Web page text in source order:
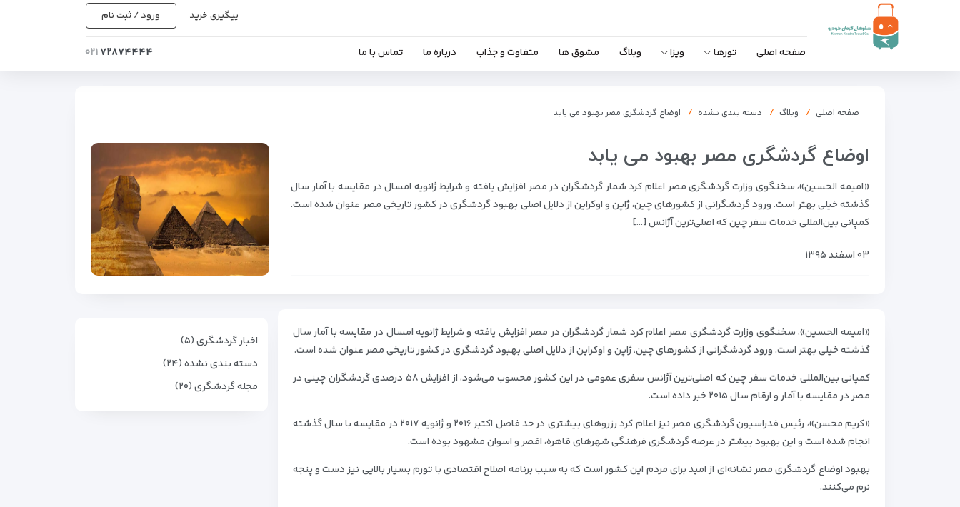
پیگیری خرید ورود / ثبت نام
صفحه اصلی تورها ویزا وبلاگ مشوق ها متفاوت و جذاب درباره ما تماس با ما ۷۲۸۷۴۴۴۴۰۲۱
صفحه اصلی وبلاگ دسته بندی نشده اوضاع گردشگری مصر بهبود می یابد
اوضاع گردشگری مصر بهبود می یابد
«امیمه الحسین»، سخنگوی وزارت گردشگری مصر اعلام کرد شمار گردشگران در مصر افزایش یافته و شرایط ژانویه امسال در مقایسه با آمار سال
گذشته خیلی بهتر است. ورود گردشگرانی از کشورهای چین، ژاپن و اوکراین از دلایل اصلی بهبود گردشگری در کشور تاریخی مصر عنوان شده است.
کمپانی بین‌المللی خدمات سفر چین که اصلی‌ترین آژانس […]
۰۳ اسفند ۱۳۹۵
«امیمه الحسین»، سخنگوی وزارت گردشگری مصر اعلام کرد شمار گردشگران در مصر افزایش یافته و شرایط ژانویه امسال در مقایسه با آمار سال
گذشته خیلی بهتر است. ورود گردشگرانی از کشورهای چین، ژاپن و اوکراین از دلایل اصلی بهبود گردشگری در کشور تاریخی مصر عنوان شده است.
کمپانی بین‌المللی خدمات سفر چین که اصلی‌ترین آژانس سفری عمومی در این کشور محسوب می‌شود، از افزایش ۵۸ درصدی گردشگران چینی در
مصر در مقایسه با آمار و ارقام سال ۲۰۱۵ خبر داده است.
«کریم محسن»، رئیس فدراسیون گردشگری مصر نیز اعلام کرد رزروهای بیشتری در حد فاصل اکتبر ۲۰۱۶ و ژانویه ۲۰۱۷ در مقایسه با سال گذشته
انجام شده است و این بهبود بیشتر در عرصه گردشگری فرهنگی شهرهای قاهره، اقصر و اسوان مشهود بوده است.
بهبود اوضاع گردشگری مصر نشانه‌ای از امید برای مردم این کشور است که به سبب برنامه اصلاح اقتصادی با تورم بسیار بالایی نیز دست و پنجه
نرم می‌کنند.
اخبار گردشگری (۵)
دسته بندی نشده (۲۴)
مجله گردشگری (۲۰)